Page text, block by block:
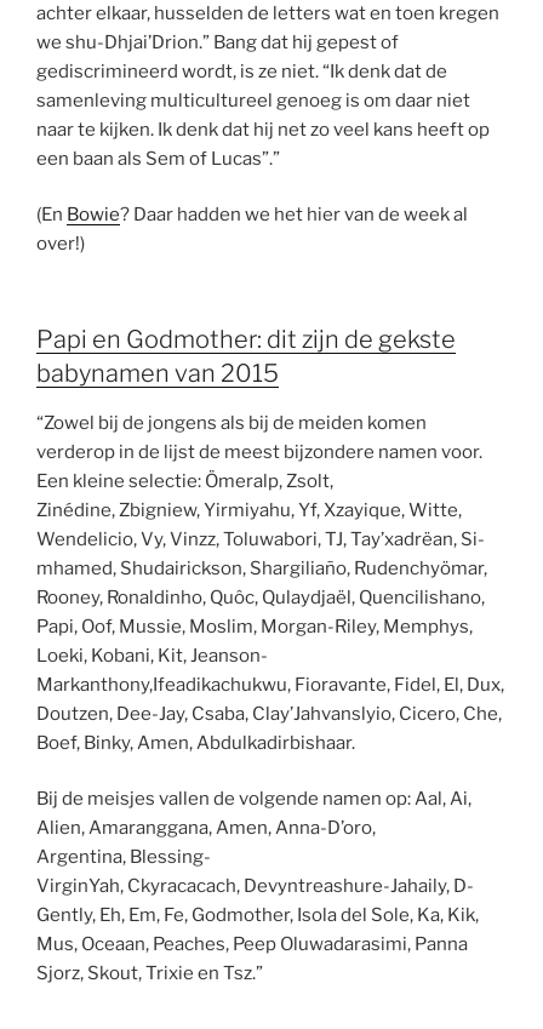
achter elkaar, husselden de letters wat en toen kregen
we shu-Dhjai’Drion.” Bang dat hij gepest of
gediscrimineerd wordt, is ze niet. “Ik denk dat de
samenleving multicultureel genoeg is om daar niet
naar te kijken. Ik denk dat hij net zo veel kans heeft op
een baan als Sem of Lucas”.”
(En Bowie? Daar hadden we het hier van de week al
over!)
Papi en Godmother: dit zijn de gekste
babynamen van 2015
“Zowel bij de jongens als bij de meiden komen
verderop in de lijst de meest bijzondere namen voor.
Een kleine selectie: Ömeralp, Zsolt,
Zinédine, Zbigniew, Yirmiyahu, Yf, Xzayique, Witte,
Wendelicio, Vy, Vinzz, Toluwabori, TJ, Tay’xadrëan, Si-
mhamed, Shudairickson, Shargiliaño, Rudenchyömar,
Rooney, Ronaldinho, Quôc, Qulaydjaël, Quencilishano,
Papi, Oof, Mussie, Moslim, Morgan-Riley, Memphys,
Loeki, Kobani, Kit, Jeanson-
Markanthony,Ifeadikachukwu, Fioravante, Fidel, El, Dux,
Doutzen, Dee-Jay, Csaba, Clay’Jahvanslyio, Cicero, Che,
Boef, Binky, Amen, Abdulkadirbishaar.
Bij de meisjes vallen de volgende namen op: Aal, Ai,
Alien, Amaranggana, Amen, Anna-D’oro,
Argentina, Blessing-
VirginYah, Ckyracacach, Devyntreashure-Jahaily, D-
Gently, Eh, Em, Fe, Godmother, Isola del Sole, Ka, Kik,
Mus, Oceaan, Peaches, Peep Oluwadarasimi, Panna
Sjorz, Skout, Trixie en Tsz.”